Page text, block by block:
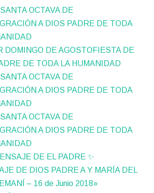
OCTAVA DE
A DIOS PADRE DE TODA
DOMINGO DE AGOSTOFIESTA DE
DE TODA LA HUMANIDAD
OCTAVA DE
A DIOS PADRE DE TODA
OCTAVA DE
A DIOS PADRE DE TODA
DE EL PADRE ✨
DE DIOS PADRE A Y MARÍA DEL
– 16 de Junio 2018»